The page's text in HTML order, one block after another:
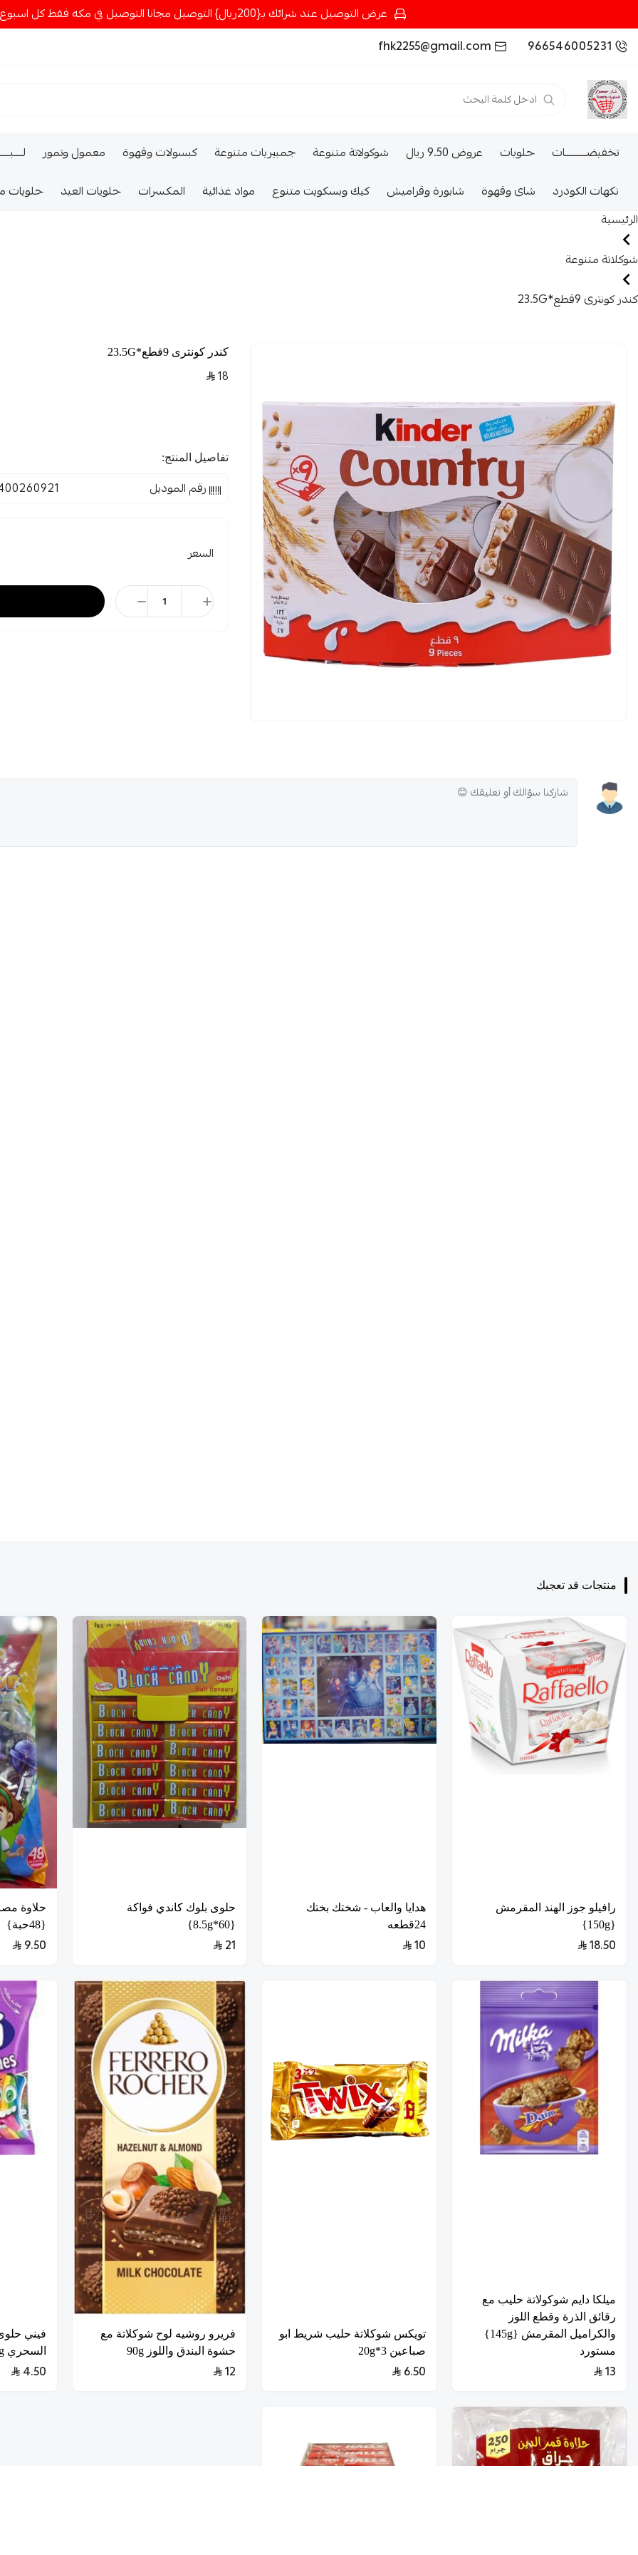
عرض التوصيل عند شرائك بـ{200ريال} التوصيل مجانا التوصيل في مكه فقط كل اسبوع اصناف جديدة
966546005231
fhk2255@gmail.com
تخفيضــــــــــات حلويات عروض 9.50 ريال شوكولاتة متنوعة جمبيريات متنوعة كبسولات وقهوة معمول وتمور
نكهات الكودرد
شاى وقهوة شابورة وقراميش كيك وبسكويت متنوع مواد غذائية المكسرات حلويات العيد حلويات
الرئيسية
شوكلاتة متنوعة
كندر كونترى 9قطع*23.5G
كندر كونترى 9قطع*23.5G
18
تفاصيل المنتج:
رقم الموديل
السعر
منتجات قد تعجبك
رافيلو جوز الهند المقرمش
{150g}
18.50
هدايا والعاب - شختك بختك
24قطعه
10
حلوى بلوك كاندي فواكة
{60*8.5g}
21
حلاوة
{48حبة}
9.50
ميلكا دايم شوكولاتة حليب مع
رقائق الذرة وقطع اللوز
والكراميل المقرمش {145g}
مستورد
13
تويكس شوكلاتة حليب شريط ابو
صباعين 3*20g
6.50
فريرو روشيه لوح شوكلاتة مع
حشوة البندق واللوز 90g
12
فيني
السحري 75g
4.50